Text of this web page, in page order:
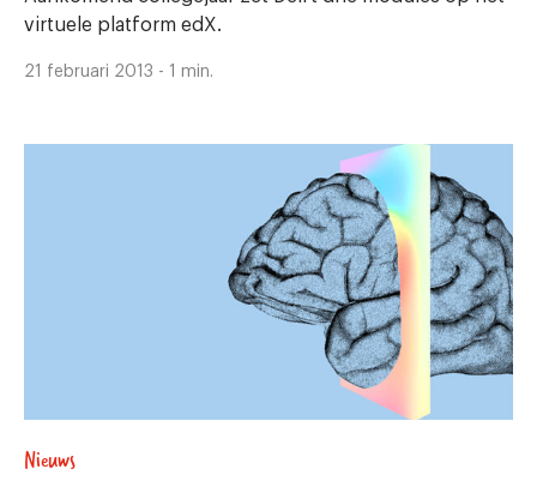
virtuele platform edX.
21 februari 2013 - 1 min.
Nieuws